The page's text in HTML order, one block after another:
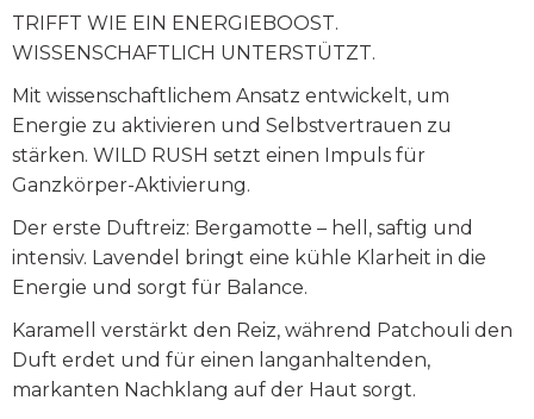
TRIFFT WIE EIN ENERGIEBOOST.
WISSENSCHAFTLICH UNTERSTÜTZT.
Mit wissenschaftlichem Ansatz entwickelt, um
Energie zu aktivieren und Selbstvertrauen zu
stärken. WILD RUSH setzt einen Impuls für
Ganzkörper-Aktivierung.
Der erste Duftreiz: Bergamotte – hell, saftig und
intensiv. Lavendel bringt eine kühle Klarheit in die
Energie und sorgt für Balance.
Karamell verstärkt den Reiz, während Patchouli den
Duft erdet und für einen langanhaltenden,
markanten Nachklang auf der Haut sorgt.